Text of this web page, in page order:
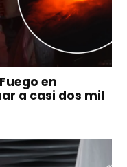
en
a casi dos mil